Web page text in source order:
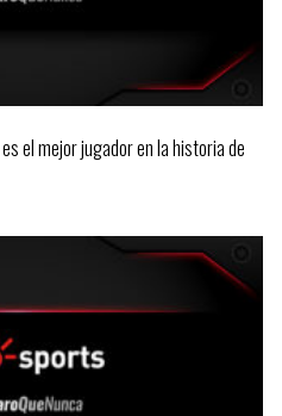
el mejor jugador en la historia de